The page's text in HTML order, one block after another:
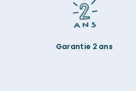
Garantie 2 ans